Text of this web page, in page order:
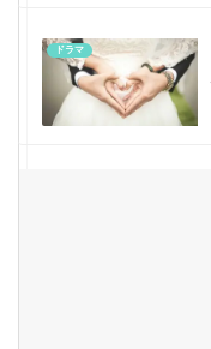
ドラマ